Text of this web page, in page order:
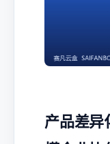
产品差异